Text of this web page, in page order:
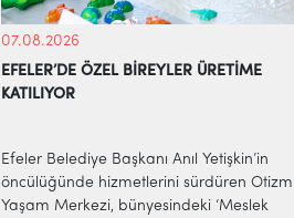
07.08.2026
EFELER’DE ÖZEL BİREYLER ÜRETİME
KATILIYOR
Efeler Belediye Başkanı Anıl Yetişkin’in
öncülüğünde hizmetlerini sürdüren Otizm
Yaşam Merkezi, bünyesindeki ‘Meslek